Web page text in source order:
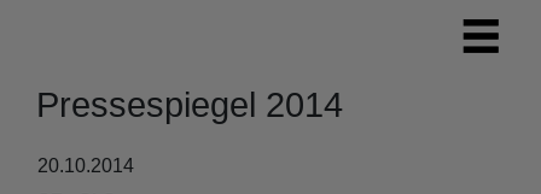
Pressespiegel 2014
20.10.2014